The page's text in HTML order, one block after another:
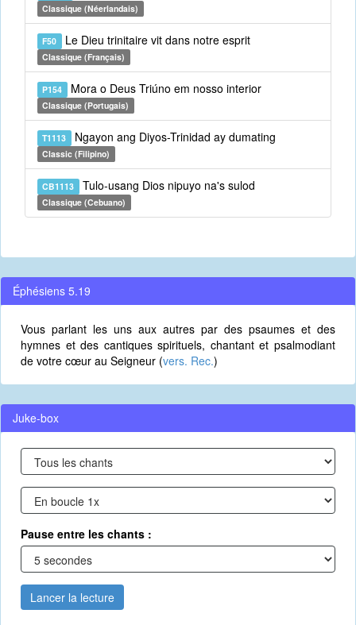
Classique (Néerlandais)
F50 Le Dieu trinitaire vit dans notre esprit
Classique (Français)
P154 Mora o Deus Triúno em nosso interior
Classique (Portugais)
T1113 Ngayon ang Diyos-Trinidad ay dumating
Classic (Filipino)
CB1113 Tulo-usang Dios nipuyo na's sulod
Classique (Cebuano)
Éphésiens 5.19
Vous parlant les uns aux autres par des psaumes et des
hymnes et des cantiques spirituels, chantant et psalmodiant
de votre cœur au Seigneur (vers. Rec.)
Juke-box
Pause entre les chants :
Lancer la lecture